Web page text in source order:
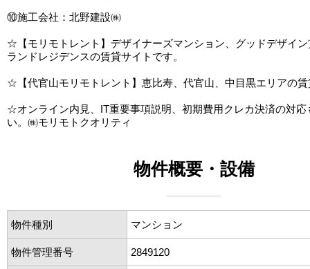
⑩施工会社：北野建設㈱
☆【モリモトレント】デザイナーズマンション、グッドデザイ
ランドレジデンスの賃貸サイトです。
☆【代官山モリモトレント】恵比寿、代官山、中目黒エリアの
☆オンライン内見、IT重要事項説明、初期費用クレカ決済の対応
い。㈱モリモトクオリティ
物件概要・設備
物件種別 マンション
物件管理番号 2849120